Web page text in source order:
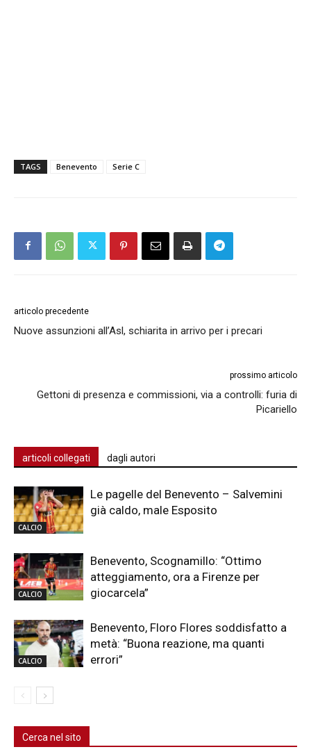
TAGS Benevento Serie C
articolo precedente
Nuove assunzioni all’Asl, schiarita in arrivo per i precari
prossimo articolo
Gettoni di presenza e commissioni, via a controlli: furia di
Picariello
articoli collegati dagli autori
CALCIO
Le pagelle del Benevento – Salvemini
già caldo, male Esposito
CALCIO
Benevento, Scognamillo: “Ottimo
atteggiamento, ora a Firenze per
giocarcela”
CALCIO
Benevento, Floro Flores soddisfatto a
metà: “Buona reazione, ma quanti
errori”
Cerca nel sito